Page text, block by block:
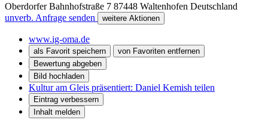
Oberdorfer Bahnhofstraße 7 87448 Waltenhofen Deutschland
unverb. Anfrage senden
weitere Aktionen
www.ig-oma.de
als Favorit speichern
von Favoriten entfernen
Bewertung abgeben
Bild hochladen
Kultur am Gleis präsentiert: Daniel Kemish teilen
Eintrag verbessern
Inhalt melden